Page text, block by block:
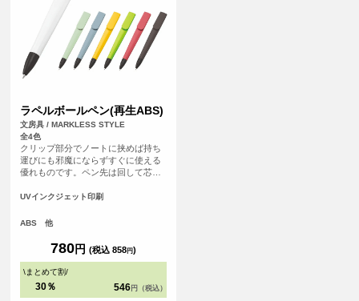
ラペルボールペン(再生ABS)
文房具 / MARKLESS STYLE
全4色
クリップ部分でノートに挟めば持ち
運びにも邪魔にならずすぐに使える
優れものです。ペン先は回して芯を
ボールペンの径は0.7mm。
UVインクジェット印刷
ABS 他
780円 (税込 858円)
\まとめて割/
30％ 546 円（税込）